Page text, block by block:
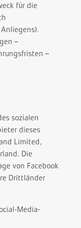
für die
–
–
sozialen
dieses
Limited,
Die
von Facebook
Drittländer
Media-